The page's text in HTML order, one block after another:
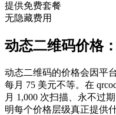
提供免费套餐
无隐藏费用
动态二维码价格：
动态二维码的价格会因平
每月 75 美元不等。在
月 1,000 次扫描、永不过
明每个价格层级真正提供